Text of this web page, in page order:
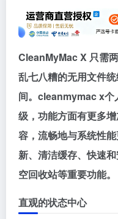
CleanMyMac X 只需
乱七八糟的无用文件
间。cleanmymac x个
级，功能方面有更多
容，流畅地与系统性
新、清洁缓存、快速
空回收站等重要功能。
直观的状态中心